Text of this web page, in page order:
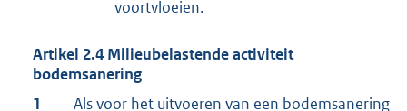
voortvloeien.
Artikel 2.4 Milieubelastende activiteit
bodemsanering
1
Als voor het uitvoeren van een bodemsanering